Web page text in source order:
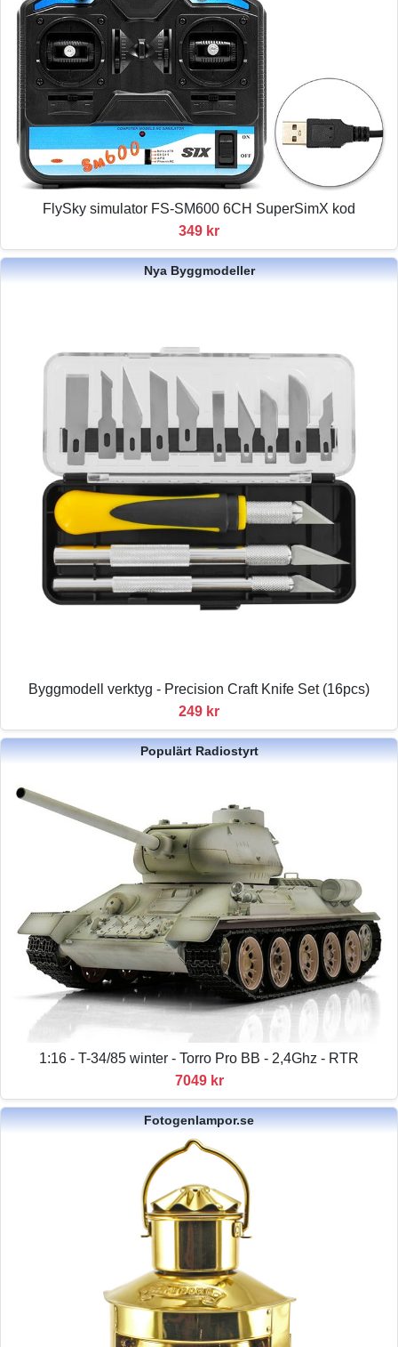
FlySky simulator FS-SM600 6CH SuperSimX kod
349 kr
Nya Byggmodeller
Byggmodell verktyg - Precision Craft Knife Set (16pcs)
249 kr
Populärt Radiostyrt
1:16 - T-34/85 winter - Torro Pro BB - 2,4Ghz - RTR
7049 kr
Fotogenlampor.se